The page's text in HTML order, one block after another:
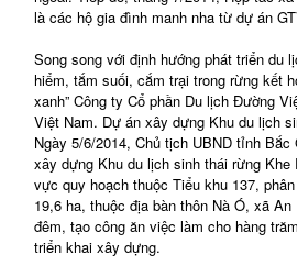
là các hộ gia đình manh nha từ dự án
Song song với định hướng phát triển du
hiểm, tắm suối, cắm trại trong rừng kết
xanh” Công ty Cổ phần Du lịch Đường
Việt Nam. Dự án xây dựng Khu du lịch
Ngày 5/6/2014, Chủ tịch UBND tỉnh
xây dựng Khu du lịch sinh thái rừng
vực quy hoạch thuộc Tiểu khu 137,
19,6 ha, thuộc địa bàn thôn Nà Ó, xã
đêm, tạo công ăn việc làm cho hàng
triển khai xây dựng.